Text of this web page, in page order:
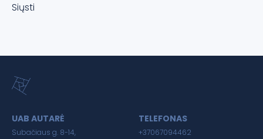
Siųsti
UAB AUTARĖ
Subačiaus g. 8-14,
TELEFONAS
+37067094462